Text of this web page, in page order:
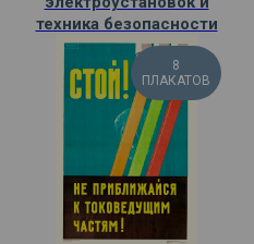
техника безопасности
8
ПЛАКАТОВ